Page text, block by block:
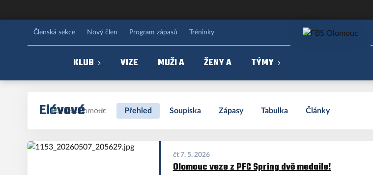
Členská sekce Nový člen Program zápasů Tréninky
KLUB VIZE MUŽI A ŽENY A TÝMY
Elévové Přehled Soupiska Zápasy Tabulka Články
čt 7. 5. 2026
Olomouc veze z PFC Spring dvě medaile!